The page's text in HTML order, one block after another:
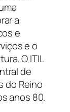
a
e
e o
O ITIL
de
do Reino
anos 80.